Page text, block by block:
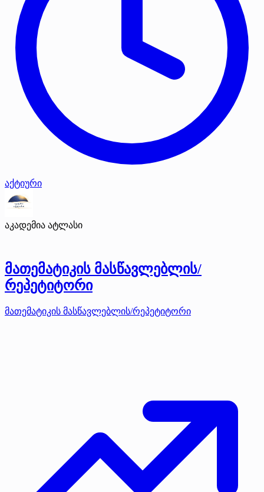
აქტიური
აკადემია ატლასი
მათემატიკის მასწავლებლის/
რეპეტიტორი
მათემატიკის მასწავლებლის/რეპეტიტორი